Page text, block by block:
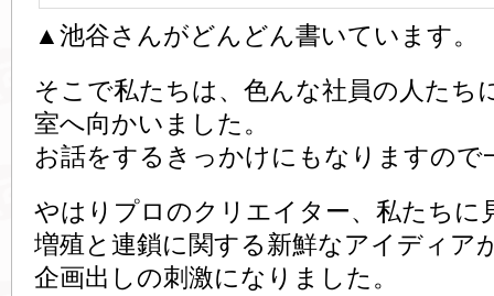
▲池谷さんがどんどん書いています。
そこで私たちは、色んな社員の人たち
室へ向かいました。
お話をするきっかけにもなりますので
やはりプロのクリエイター、私たちに
増殖と連鎖に関する新鮮なアイディア
企画出しの刺激になりました。